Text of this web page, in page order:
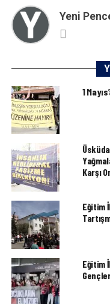
Yeni
1
Karşı
Eğitim
Eğitim